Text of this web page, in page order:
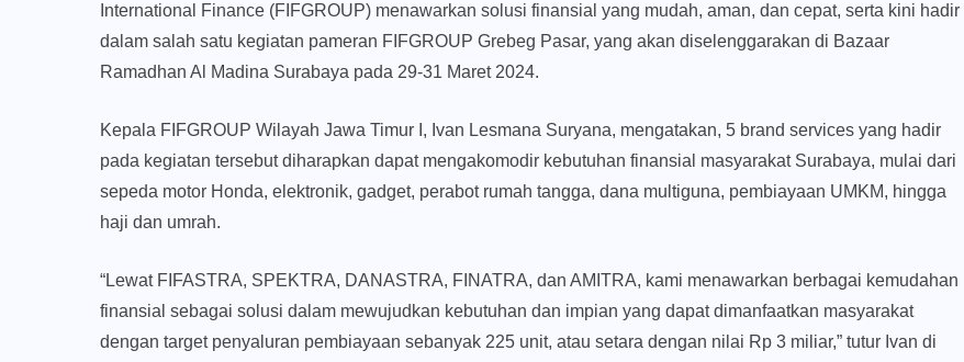
International Finance (FIFGROUP) menawarkan solusi finansial yang mudah, aman, dan cepat, serta kini hadir
dalam salah satu kegiatan pameran FIFGROUP Grebeg Pasar, yang akan diselenggarakan di Bazaar
Ramadhan Al Madina Surabaya pada 29-31 Maret 2024.
Kepala FIFGROUP Wilayah Jawa Timur I, Ivan Lesmana Suryana, mengatakan, 5 brand services yang hadir
pada kegiatan tersebut diharapkan dapat mengakomodir kebutuhan finansial masyarakat Surabaya, mulai dari
sepeda motor Honda, elektronik, gadget, perabot rumah tangga, dana multiguna, pembiayaan UMKM, hingga
haji dan umrah.
“Lewat FIFASTRA, SPEKTRA, DANASTRA, FINATRA, dan AMITRA, kami menawarkan berbagai kemudahan
finansial sebagai solusi dalam mewujudkan kebutuhan dan impian yang dapat dimanfaatkan masyarakat
dengan target penyaluran pembiayaan sebanyak 225 unit, atau setara dengan nilai Rp 3 miliar,” tutur Ivan di